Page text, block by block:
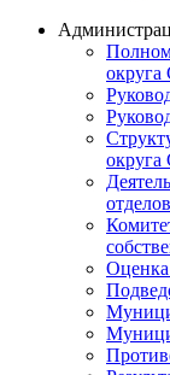
округа
округа
отделов
Оценка